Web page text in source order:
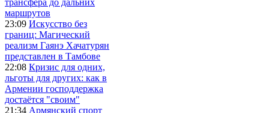
маршрутов
23:09 Искусство без
границ: Магический
реализм Гаянэ Хачатурян
представлен в Тамбове
22:08 Кризис для одних,
льготы для других: как в
Армении господдержка
достаётся "своим"
21:34 Армянский спорт